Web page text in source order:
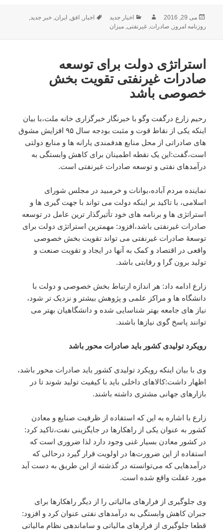
ارسال
شده
می 29, 2016 نویسندهدسته‌ها
اخبار جدید برچسب‌ها
اخبار, افق, ایران,خبر جدید,
روزنامه امروز,صادرات,غیرنفتی,میزان
استراتژی دولت برای توسعه
صادرات غیرنفتی تقویت بخش
خصوصی باشد
رحیم زارع درگفت وگو با خبرنگار خبرگزاری خانه ملت،با بیان
اینکه یکی از نقاط قوت و مثبت بودجه سال ۹۵ افزایش مشوق
های صادراتی از محل منابع هدفمندی یارانه ها و منابع دولتی
است،گفت:این یک نقطه اطمینان برای کاهش وابستگی به
درآمدهای نفتی و توسعه صادرات غیرنفتی است.
نماینده مردم آباده،بوانات و خرمبید در مجلس شورای
اسلامی، با تاکید بر اینکه دولت می تواند با جهت گیری ها و
استراتژی ها و برنامه های خود تأثیرگذار ترین عامل در توسعه
صادرات غیرنفتی باشد،افزود: مهمترین استراتژی دولت برای
توسعۀ صادرات غیرنفتی می تواند تقویت بخش خصوصی
واقعی در اقتصاد و کمک به آنها در ایجاد و تقویت صنعت و
تولید برون گرا و رقابتی باشد.
زارع ادامه داد: هر اندازه ارتباط بخش خصوصی و دولت با
دانشگاه ها و مراکز علمی و پژوهش بیشتر و نزدیک تر شود،
نیاز های جامعه بهتر شناسایی شده و دانشگاهیان بهتر می
توانند پاسخ گوی نیازها باشند.
رویکرد تولیدی کشور باید صادرات محور باشد
وی با بیان اینکه رویکرد تولیدی کشور باید صادرات محور باشد،
اظهار داشت:کالاهای داخلی باید با کیفیت تولید شوند تا در
بازارهای جهانی مشتری داشته باشند.
زارع با اشاره به این که استفاده از ظرفیت صنایع و معادن
کشور به عنوان یکی از راهکارها در جایگزینی نفت،تاکید کرد:
در کشور معادن بسیار غنی وجود دارد لذا ضروری است که
استفاده از این ضرورت‌ها در اولویت قرار گیرد درحالی که
درآمدهایی که می‌توانسته در گذشته از این طریق به دست آید
مورد غفلت واقع شده است.
وی جلوگیری از فرارهای مالیاتی را از دیگر راهکارها برای
جبران کاهش وابستگی به درآمدهای نفتی عنوان کرد و افزود:
قطعا جلوگیری از فرارهای مالیاتی و ساماندهی نظام مالیاتی